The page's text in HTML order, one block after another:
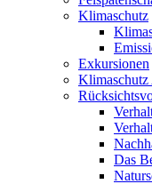
Klimaschutz
Exkursionen
Klimaschutz
Das